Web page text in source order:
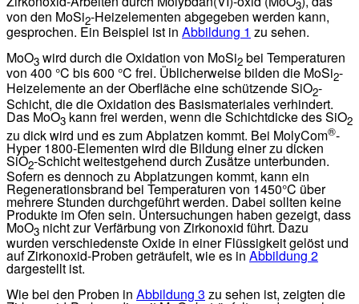
3
von den MoSi2-Heizelementen abgegeben werden kann,
gesprochen. Ein Beispiel ist in Abbildung 1 zu sehen.
MoO3 wird durch die Oxidation von MoSi2 bei Temperaturen
von 400 °C bis 600 °C frei. Üblicherweise bilden die MoSi2-
Heizelemente an der Oberfläche eine schützende SiO2-
Schicht, die die Oxidation des Basismateriales verhindert.
Das MoO3 kann frei werden, wenn die Schichtdicke des SiO2
zu dick wird und es zum Abplatzen kommt. Bei MolyCom®-
Hyper 1800-Elementen wird die Bildung einer zu dicken
SiO2-Schicht weitestgehend durch Zusätze unterbunden.
Sofern es dennoch zu Abplatzungen kommt, kann ein
Regenerationsbrand bei Temperaturen von 1450°C über
mehrere Stunden durchgeführt werden. Dabei sollten keine
Produkte im Ofen sein. Untersuchungen haben gezeigt, dass
MoO3 nicht zur Verfärbung von Zirkonoxid führt. Dazu
wurden verschiedenste Oxide in einer Flüssigkeit gelöst und
auf Zirkonoxid-Proben geträufelt, wie es in Abbildung 2
dargestellt ist.
Wie bei den Proben in Abbildung 3 zu sehen ist, zeigten die